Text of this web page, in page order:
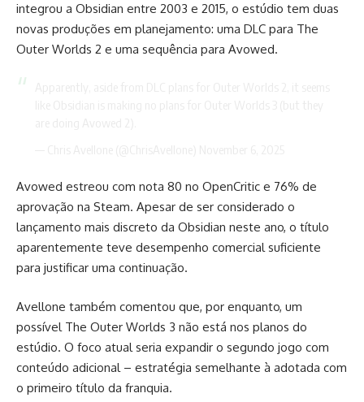
integrou a Obsidian entre 2003 e 2015, o estúdio tem duas
novas produções em planejamento: uma DLC para The
Outer Worlds 2 e uma sequência para Avowed.
Avowed estreou com nota 80 no OpenCritic e 76% de
aprovação na Steam. Apesar de ser considerado o
lançamento mais discreto da Obsidian neste ano, o título
aparentemente teve desempenho comercial suficiente
para justificar uma continuação.
Avellone também comentou que, por enquanto, um
possível The Outer Worlds 3 não está nos planos do
estúdio. O foco atual seria expandir o segundo jogo com
conteúdo adicional – estratégia semelhante à adotada com
o primeiro título da franquia.